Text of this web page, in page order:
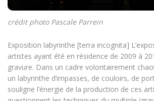
crédit photo Pascale Parrein
Exposition labyrinthe [terra incognita]
artistes ayant été en résidence de 2009 à
gravure. Dans un cadre volontairement
un labyrinthe d’impasses, de couloirs, de
souligne l’énergie de la production de ces